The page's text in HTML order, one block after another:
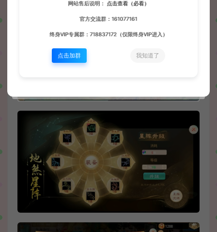
网站售后说明： 点击查看（必看）
官方交流群：161077161
终身VIP专属群：718837172（仅限终身VIP进入）
点击加群 我知道了